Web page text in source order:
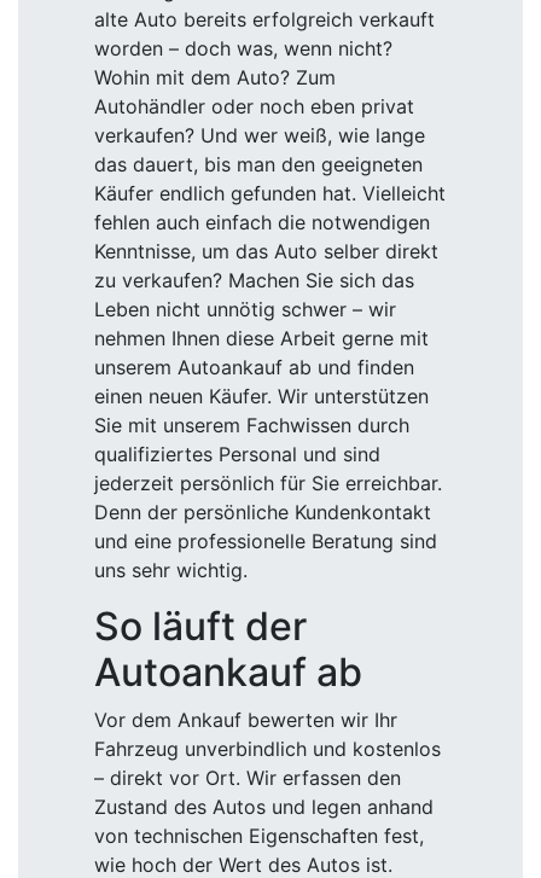
alte Auto bereits erfolgreich verkauft
worden – doch was, wenn nicht?
Wohin mit dem Auto? Zum
Autohändler oder noch eben privat
verkaufen? Und wer weiß, wie lange
das dauert, bis man den geeigneten
Käufer endlich gefunden hat. Vielleicht
fehlen auch einfach die notwendigen
Kenntnisse, um das Auto selber direkt
zu verkaufen? Machen Sie sich das
Leben nicht unnötig schwer – wir
nehmen Ihnen diese Arbeit gerne mit
unserem Autoankauf ab und finden
einen neuen Käufer. Wir unterstützen
Sie mit unserem Fachwissen durch
qualifiziertes Personal und sind
jederzeit persönlich für Sie erreichbar.
Denn der persönliche Kundenkontakt
und eine professionelle Beratung sind
uns sehr wichtig.
So läuft der
Autoankauf ab
Vor dem Ankauf bewerten wir Ihr
Fahrzeug unverbindlich und kostenlos
– direkt vor Ort. Wir erfassen den
Zustand des Autos und legen anhand
von technischen Eigenschaften fest,
wie hoch der Wert des Autos ist.